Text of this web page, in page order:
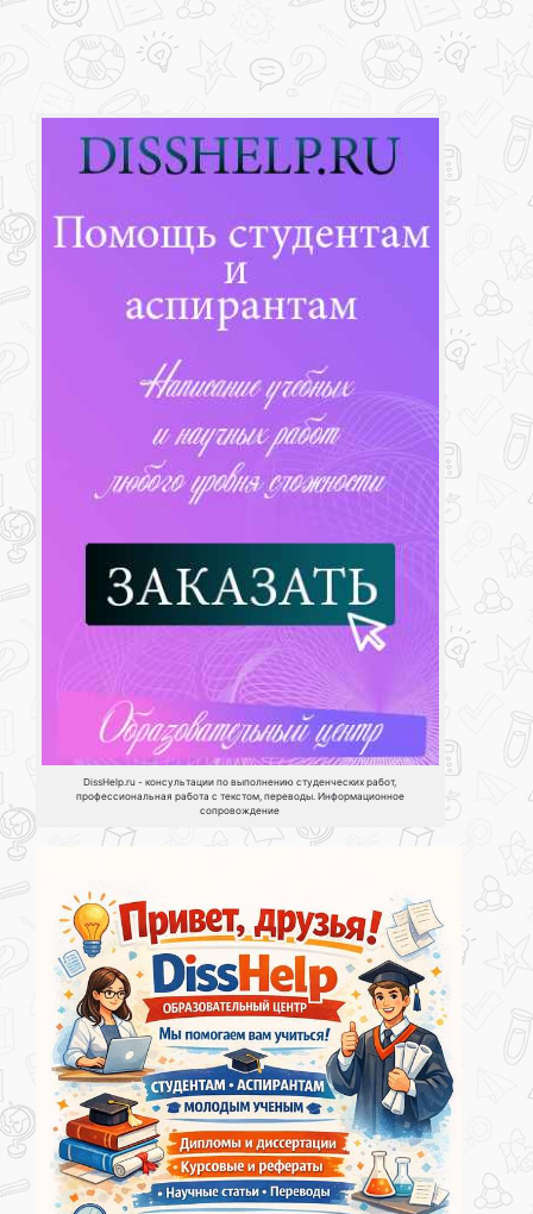
DissHelp.ru - консультации по выполнению студенческих работ,
профессиональная работа с текстом, переводы. Информационное
сопровождение